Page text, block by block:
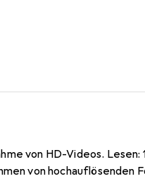
von HD-Videos. Lesen:
von hochauflösenden